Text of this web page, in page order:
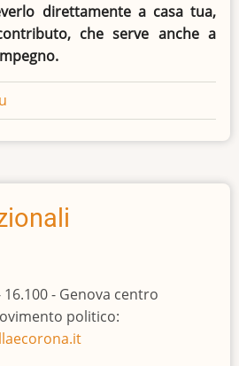
direttamente a casa tua,
che serve anche a
Artificiale
:
cos'è
e
perché
- Genova centro
politico: